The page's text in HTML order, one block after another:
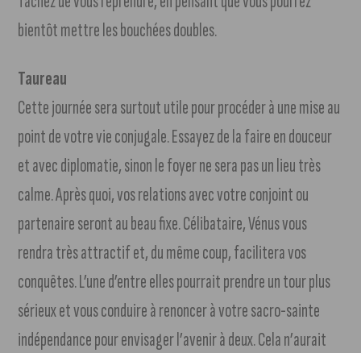
bientôt mettre les bouchées doubles.
Taureau
Cette journée sera surtout utile pour procéder à une mise au
point de votre vie conjugale. Essayez de la faire en douceur
et avec diplomatie, sinon le foyer ne sera pas un lieu très
calme. Après quoi, vos relations avec votre conjoint ou
partenaire seront au beau fixe. Célibataire, Vénus vous
rendra très attractif et, du même coup, facilitera vos
conquêtes. L’une d’entre elles pourrait prendre un tour plus
sérieux et vous conduire à renoncer à votre sacro-sainte
indépendance pour envisager l’avenir à deux. Cela n’aurait